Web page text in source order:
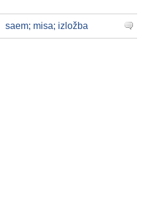
saem; misa; izložba